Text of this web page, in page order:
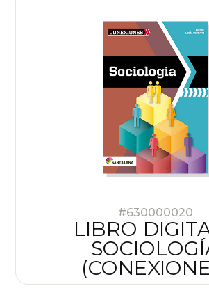
#630000020
LIBRO